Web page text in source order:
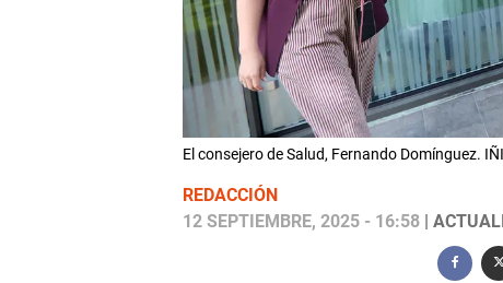
El consejero de Salud, Fernando Domínguez.
REDACCIÓN
12 SEPTIEMBRE, 2025 - 16:58|